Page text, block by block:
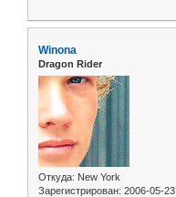
Winona
Dragon Rider
Откуда: New York
Зарегистрирован: 2006-05-23